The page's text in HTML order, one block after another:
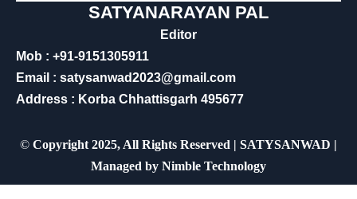
SATYANARAYAN PAL
Editor
Mob : +91-9151305911
Email : satysanwad2023@gmail.com
Address : Korba Chhattisgarh 495677
© Copyright 2025, All Rights Reserved | SATYSANWAD |
Managed by Nimble Technology